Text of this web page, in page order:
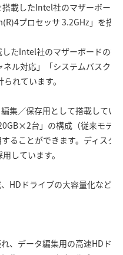
搭載したIntel社のマザーボー
プロセッサ 3.2GHz」を搭
たIntel社のマザーボードの採
ル対応」「システムバスク
れています。
集／保存用として搭載してい
台」の構成（従来モデ
ることができます。ディスク
しています。
HDドライブの大容量化など
、データ編集用の高速HDド